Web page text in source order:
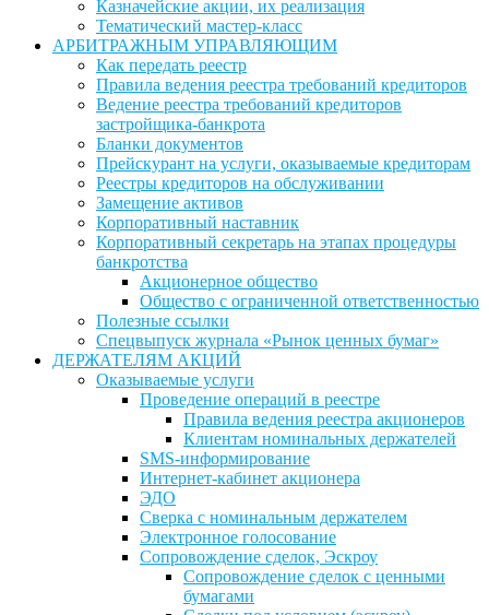
Казначейские акции, их реализация
Тематический мастер-класс
АРБИТРАЖНЫМ УПРАВЛЯЮЩИМ
Как передать реестр
Правила ведения реестра требований кредиторов
Ведение реестра требований кредиторов
застройщика-банкрота
Бланки документов
Прейскурант на услуги, оказываемые кредиторам
Реестры кредиторов на обслуживании
Замещение активов
Корпоративный наставник
Корпоративный секретарь на этапах процедуры
банкротства
Акционерное общество
Общество с ограниченной ответственностью
Полезные ссылки
Спецвыпуск журнала «Рынок ценных бумаг»
ДЕРЖАТЕЛЯМ АКЦИЙ
Оказываемые услуги
Проведение операций в реестре
Правила ведения реестра акционеров
Клиентам номинальных держателей
SMS-информирование
Интернет-кабинет акционера
ЭДО
Сверка с номинальным держателем
Электронное голосование
Сопровождение сделок, Эскроу
Сопровождение сделок с ценными
бумагами